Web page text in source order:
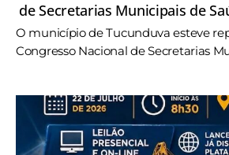
de Secretarias Municipais de
O município de Tucunduva esteve
Congresso Nacional de Secretarias